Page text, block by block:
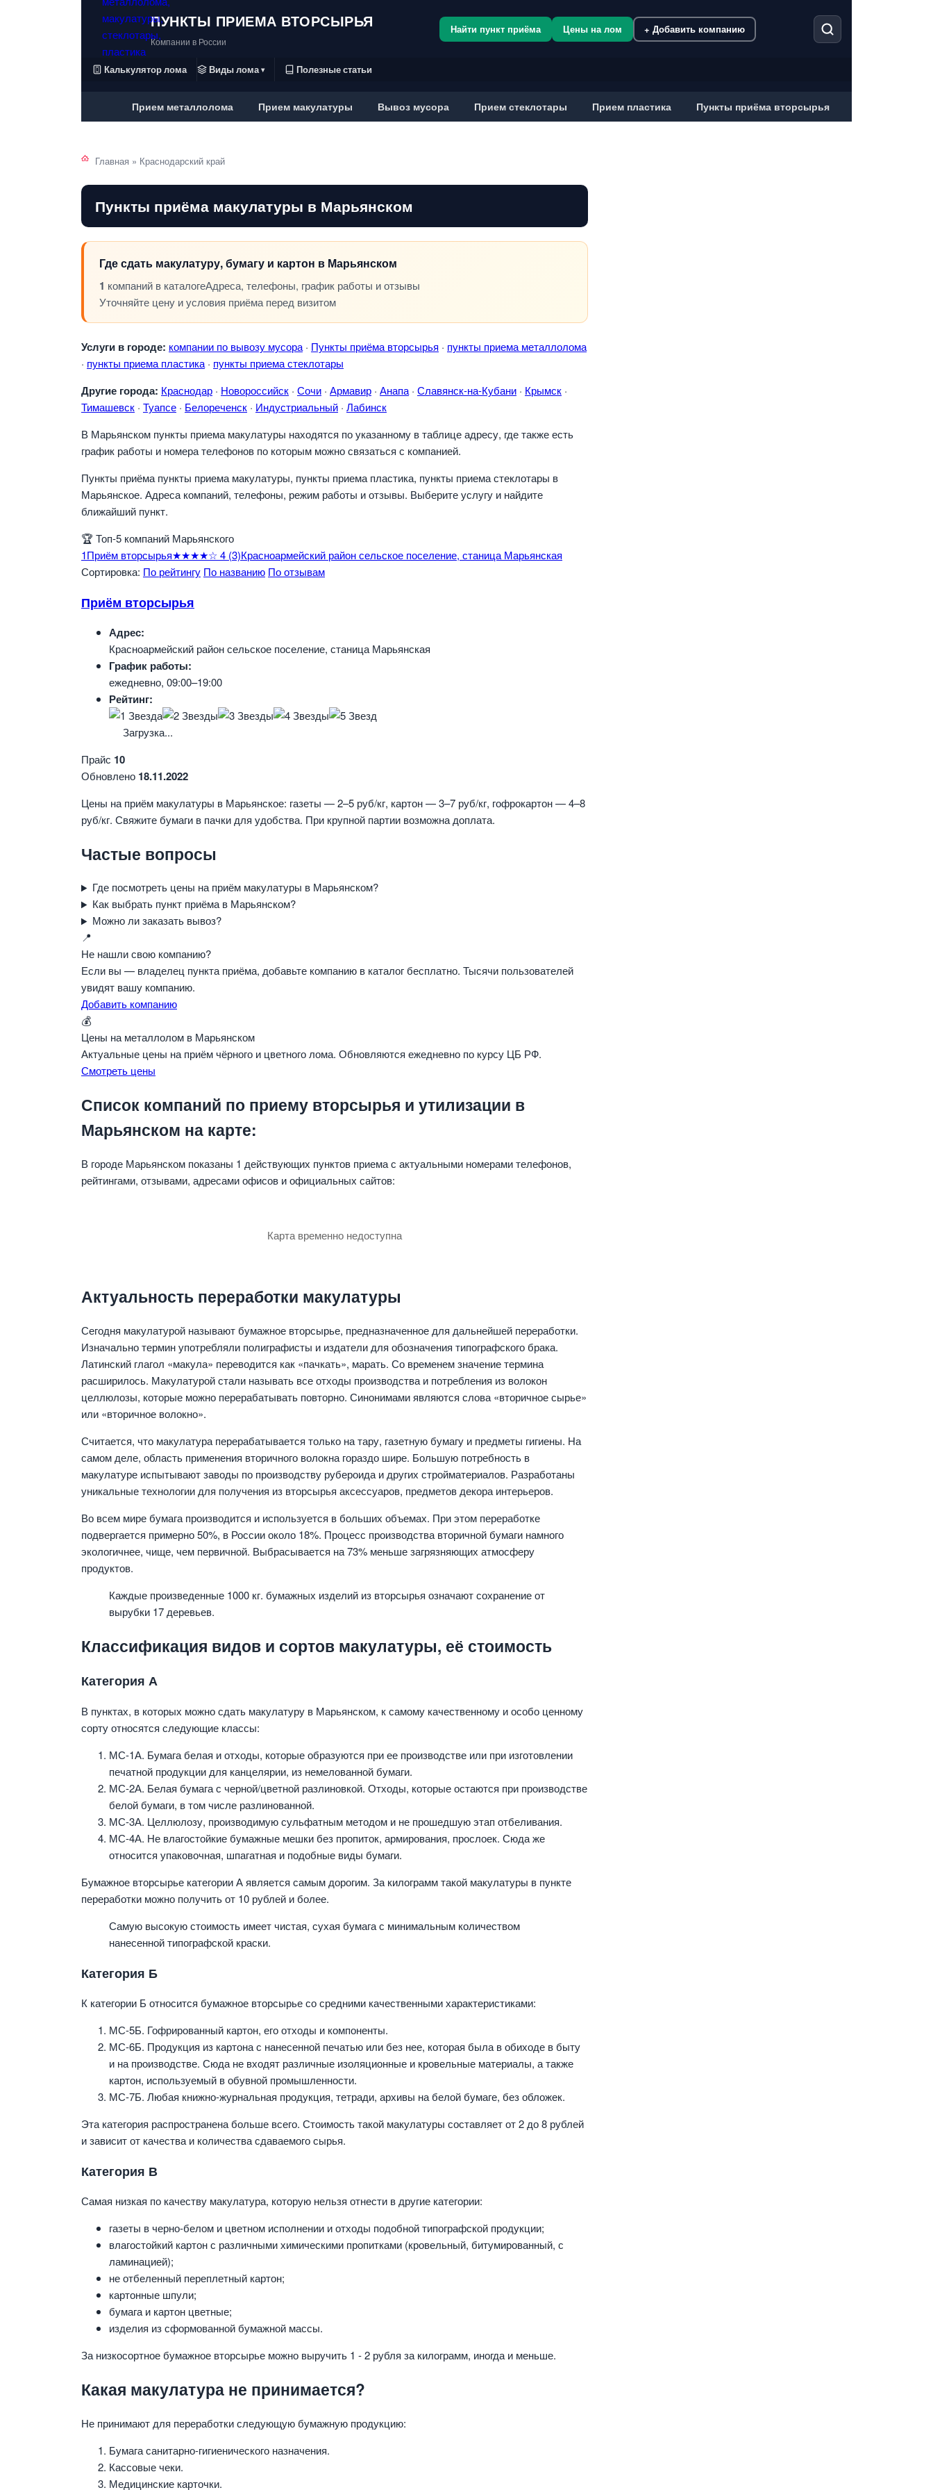
ПУНКТЫ ПРИЕМА ВТОРСЫРЬЯ
Компании в России
Найти пункт приёма Цены на лом + Добавить компанию
Калькулятор лома Виды лома ▾ Полезные статьи
Прием металлолома Прием макулатуры Вывоз мусора Прием стеклотары Прием пластика Пункты приёма вторсырья
Главная » Краснодарский край
Пункты приёма макулатуры в Марьянском
Где сдать макулатуру, бумагу и картон в Марьянском
1 компаний в каталогеАдреса, телефоны, график работы и отзывы
Уточняйте цену и условия приёма перед визитом
Услуги в городе: компании по вывозу мусора · Пункты приёма вторсырья · пункты приема металлолома
· пункты приема пластика · пункты приема стеклотары
Другие города: Краснодар · Новороссийск · Сочи · Армавир · Анапа · Славянск-на-Кубани · Крымск ·
Тимашевск · Туапсе · Белореченск · Индустриальный · Лабинск
В Марьянском пункты приема макулатуры находятся по указанному в таблице адресу, где также есть
график работы и номера телефонов по которым можно связаться с компанией.
Пункты приёма пункты приема макулатуры, пункты приема пластика, пункты приема стеклотары в
Марьянское. Адреса компаний, телефоны, режим работы и отзывы. Выберите услугу и найдите
ближайший пункт.
🏆 Топ-5 компаний Марьянского
1Приём вторсырья★★★★☆ 4 (3)Красноармейский район сельское поселение, станица Марьянская
Сортировка: По рейтингу По названию По отзывам
Приём вторсырья
Адрес:
Красноармейский район сельское поселение, станица Марьянская
График работы:
ежедневно, 09:00–19:00
Рейтинг:
Загрузка...
Прайс 10
Обновлено 18.11.2022
Цены на приём макулатуры в Марьянское: газеты — 2–5 руб/кг, картон — 3–7 руб/кг, гофрокартон — 4–8
руб/кг. Свяжите бумаги в пачки для удобства. При крупной партии возможна доплата.
Частые вопросы
Где посмотреть цены на приём макулатуры в Марьянском?
Как выбрать пункт приёма в Марьянском?
Можно ли заказать вывоз?
📍
Не нашли свою компанию?
Если вы — владелец пункта приёма, добавьте компанию в каталог бесплатно. Тысячи пользователей
увидят вашу компанию.
Добавить компанию
💰
Цены на металлолом в Марьянском
Актуальные цены на приём чёрного и цветного лома. Обновляются ежедневно по курсу ЦБ РФ.
Смотреть цены
Список компаний по приему вторсырья и утилизации в
Марьянском на карте:
В городе Марьянском показаны 1 действующих пунктов приема с актуальными номерами телефонов,
рейтингами, отзывами, адресами офисов и официальных сайтов:
Карта временно недоступна
Актуальность переработки макулатуры
Сегодня макулатурой называют бумажное вторсырье, предназначенное для дальнейшей переработки.
Изначально термин употребляли полиграфисты и издатели для обозначения типографского брака.
Латинский глагол «макула» переводится как «пачкать», марать. Со временем значение термина
расширилось. Макулатурой стали называть все отходы производства и потребления из волокон
целлюлозы, которые можно перерабатывать повторно. Синонимами являются слова «вторичное сырье»
или «вторичное волокно».
Считается, что макулатура перерабатывается только на тару, газетную бумагу и предметы гигиены. На
самом деле, область применения вторичного волокна гораздо шире. Большую потребность в
макулатуре испытывают заводы по производству рубероида и других стройматериалов. Разработаны
уникальные технологии для получения из вторсырья аксессуаров, предметов декора интерьеров.
Во всем мире бумага производится и используется в больших объемах. При этом переработке
подвергается примерно 50%, в России около 18%. Процесс производства вторичной бумаги намного
экологичнее, чище, чем первичной. Выбрасывается на 73% меньше загрязняющих атмосферу
продуктов.
Каждые произведенные 1000 кг. бумажных изделий из вторсырья означают сохранение от
вырубки 17 деревьев.
Классификация видов и сортов макулатуры, её стоимость
Категория А
В пунктах, в которых можно сдать макулатуру в Марьянском, к самому качественному и особо ценному
сорту относятся следующие классы:
МС-1А. Бумага белая и отходы, которые образуются при ее производстве или при изготовлении
печатной продукции для канцелярии, из немелованной бумаги.
МС-2А. Белая бумага с черной/цветной разлиновкой. Отходы, которые остаются при производстве
белой бумаги, в том числе разлинованной.
МС-3А. Целлюлозу, производимую сульфатным методом и не прошедшую этап отбеливания.
МС-4А. Не влагостойкие бумажные мешки без пропиток, армирования, прослоек. Сюда же
относится упаковочная, шпагатная и подобные виды бумаги.
Бумажное вторсырье категории А является самым дорогим. За килограмм такой макулатуры в пункте
переработки можно получить от 10 рублей и более.
Самую высокую стоимость имеет чистая, сухая бумага с минимальным количеством
нанесенной типографской краски.
Категория Б
К категории Б относится бумажное вторсырье со средними качественными характеристиками:
МС-5Б. Гофрированный картон, его отходы и компоненты.
МС-6Б. Продукция из картона с нанесенной печатью или без нее, которая была в обиходе в быту
и на производстве. Сюда не входят различные изоляционные и кровельные материалы, а также
картон, используемый в обувной промышленности.
МС-7Б. Любая книжно-журнальная продукция, тетради, архивы на белой бумаге, без обложек.
Эта категория распространена больше всего. Стоимость такой макулатуры составляет от 2 до 8 рублей
и зависит от качества и количества сдаваемого сырья.
Категория В
Самая низкая по качеству макулатура, которую нельзя отнести в другие категории:
газеты в черно-белом и цветном исполнении и отходы подобной типографской продукции;
влагостойкий картон с различными химическими пропитками (кровельный, битумированный, с
ламинацией);
не отбеленный переплетный картон;
картонные шпули;
бумага и картон цветные;
изделия из сформованной бумажной массы.
За низкосортное бумажное вторсырье можно выручить 1 - 2 рубля за килограмм, иногда и меньше.
Какая макулатура не принимается?
Не принимают для переработки следующую бумажную продукцию:
Бумага санитарно-гигиенического назначения.
Кассовые чеки.
Медицинские карточки.